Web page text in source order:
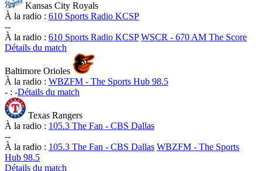
Kansas City Royals
À la radio : 610 Sports Radio KCSP
--
À la radio : 610 Sports Radio KCSP WSCR - 670 AM The Score
Détails du match
Baltimore Orioles
À la radio : WBZFM - The Sports Hub 98.5
- : -Détails du match
Texas Rangers
À la radio : 105.3 The Fan - CBS Dallas
--
À la radio : 105.3 The Fan - CBS Dallas WBZFM - The Sports
Hub 98.5
Détails du match